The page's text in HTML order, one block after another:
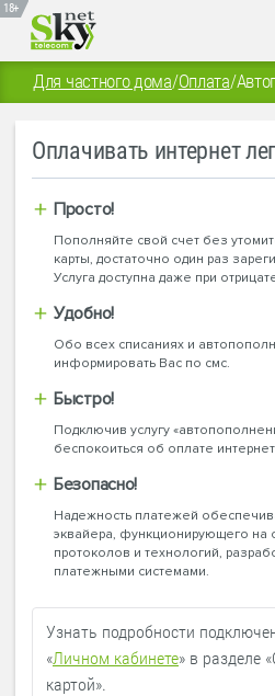
18+
Для частного дома/Оплата/
Оплачивать интернет
Просто!
Пополняйте свой счет без
карты, достаточно один раз
Услуга доступна даже при
Удобно!
Обо всех списаниях и
информировать Вас по смс.
Быстро!
Подключив услугу
беспокоиться об оплате
Безопасно!
Надежность платежей
эквайера, функционирующего на
протоколов и технологий,
платежными системами.
Узнать подробности
«Личном кабинете» в разделе
картой».